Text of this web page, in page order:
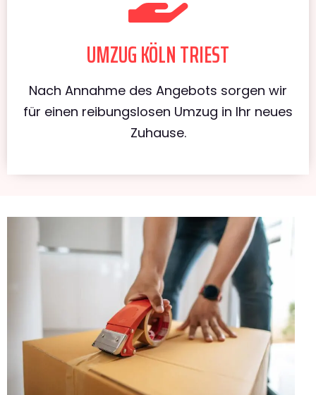
UMZUG KÖLN TRIEST
Nach Annahme des Angebots sorgen wir
für einen reibungslosen Umzug in Ihr neues
Zuhause.